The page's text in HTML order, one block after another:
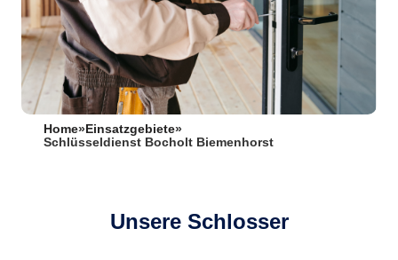
Home» Einsatzgebiete»
Schlüsseldienst Bocholt Biemenhorst
Unsere Schlosser